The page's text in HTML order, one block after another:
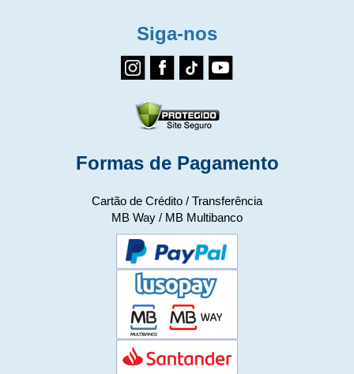
Siga-nos
Formas de Pagamento
Cartão de Crédito / Transferência
MB Way / MB Multibanco